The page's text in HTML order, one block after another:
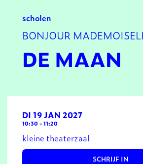
scholen
BONJOUR
DE MAAN
DI 19 JAN 2027
10:30 -11:20
kleine theaterzaal
SCHRIJF IN